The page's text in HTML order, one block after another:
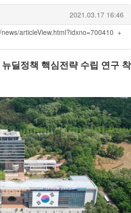
2021.03.17 16:46
articleView.html?idxno=700410 +
딜정책 핵심전략 수립 연구 착